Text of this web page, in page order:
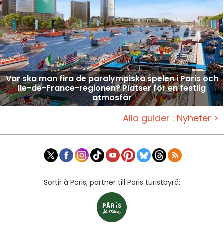
Var ska man fira de paralympiska spelen i Paris och
Ile-de-France-regionen? Platser för en festlig
atmosfär
Alla guider : Nyheter >
Sortir à Paris, partner till Paris turistbyrå: